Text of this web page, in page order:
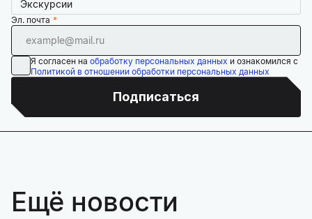
Экскурсии
Эл. почта
Я согласен на обработку персональных данных и ознакомился с
Политикой в отношении обработки персональных данных
Подписаться
Ещё новости